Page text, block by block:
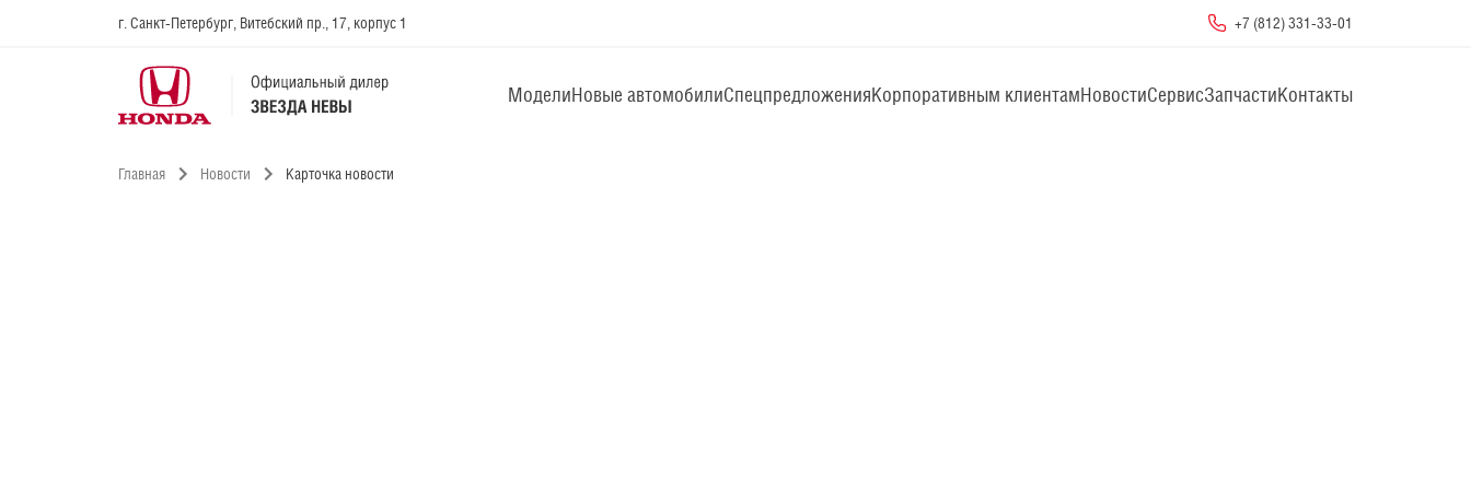
г. Санкт-Петербург, Витебский пр., 17, корпус 1 +7 (812) 331-33-01
МоделиНовые автомобилиСпецпредложенияКорпоративным клиентамНовостиСервисЗапчастиКонтакты
Главная Новости Карточка новости